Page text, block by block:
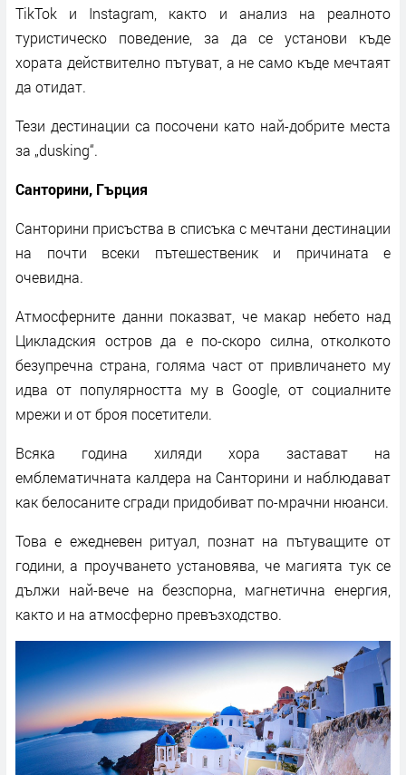
TikTok и Instagram, както и анализ на реалното
туристическо поведение, за да се установи къде
хората действително пътуват, а не само къде мечтаят
да отидат.
Тези дестинации са посочени като най-добрите места
за „dusking“.
Санторини, Гърция
Санторини присъства в списъка с мечтани дестинации
на почти всеки пътешественик и причината е
очевидна.
Атмосферните данни показват, че макар небето над
Цикладския остров да е по-скоро силна, отколкото
безупречна страна, голяма част от привличането му
идва от популярността му в Google, от социалните
мрежи и от броя посетители.
Всяка година хиляди хора застават на
емблематичната калдера на Санторини и наблюдават
как белосаните сгради придобиват по-мрачни нюанси.
Това е ежедневен ритуал, познат на пътуващите от
години, а проучването установява, че магията тук се
дължи най-вече на безспорна, магнетична енергия,
както и на атмосферно превъзходство.